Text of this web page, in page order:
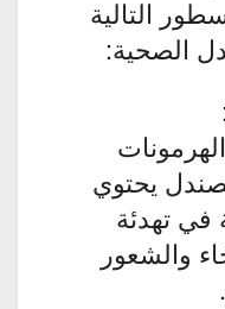
التالية
الصحية:
يحتوي
تهدئة
والشعور